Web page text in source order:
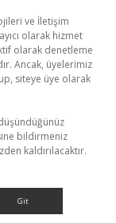
ve İletişim
olarak hizmet
olarak denetleme
Ancak, üyelerimiz
siteye üye olarak
bildirmeniz
kaldırılacaktır.